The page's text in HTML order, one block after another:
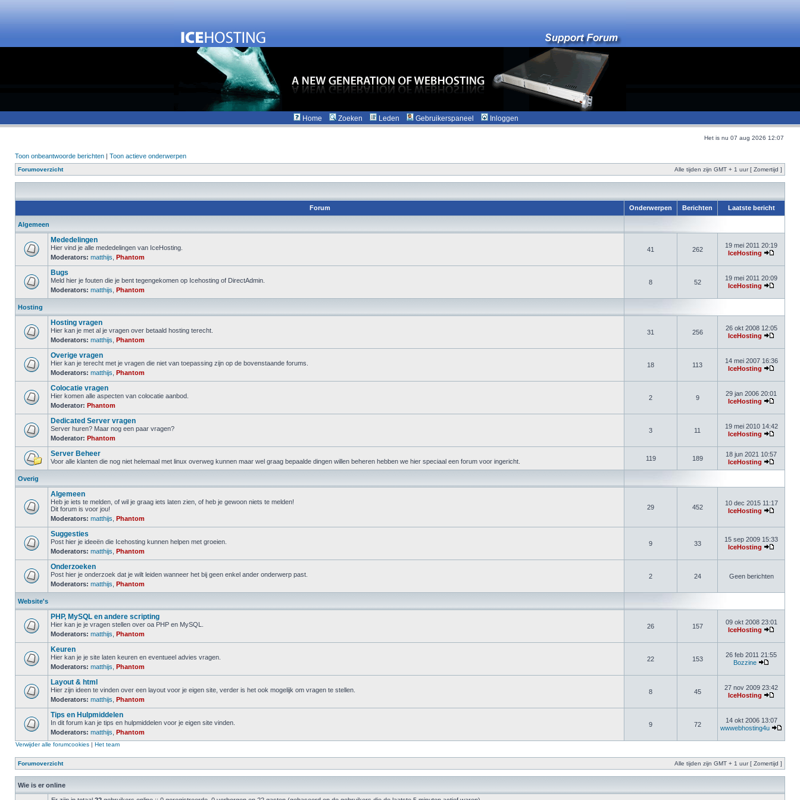
Home Zoeken Leden Gebruikerspaneel Inloggen
Het is nu 07 aug 2026 12:07
Toon onbeantwoorde berichten | Toon actieve onderwerpen
Forumoverzicht Alle tijden zijn GMT + 1 uur [ Zomertijd ]
Forum Onderwerpen Berichten Laatste bericht
Algemeen
Mededelingen
Hier vind je alle mededelingen van IceHosting.
Moderators: matthijs Phantom
41 262
19 mei 2011 20:19
IceHosting
Bugs
Meld hier je fouten die je bent tegengekomen op Icehosting of DirectAdmin.
Moderators: matthijs Phantom
8 52
19 mei 2011 20:09
IceHosting
Hosting
Hosting vragen
Hier kan je met al je vragen over betaald hosting terecht.
Moderators: matthijs Phantom
31 256
26 okt 2008 12:05
IceHosting
Overige vragen
Hier kan je terecht met je vragen die niet van toepassing zijn op de bovenstaande forums.
Moderators: matthijs Phantom
18 113
14 mei 2007 16:36
IceHosting
Colocatie vragen
Hier komen alle aspecten van colocatie aanbod.
Moderator: Phantom
2 9
29 jan 2006 20:01
IceHosting
Dedicated Server vragen
Server huren? Maar nog een paar vragen?
Moderator: Phantom
3 11
19 mei 2010 14:42
IceHosting
Server Beheer
Voor alle klanten die nog niet helemaal met linux overweg kunnen maar wel graag bepaalde dingen willen beheren hebben we hier speciaal een forum voor ingericht. 119 189
18 jun 2021 10:57
IceHosting
Overig
Algemeen
Heb je iets te melden, of wil je graag iets laten zien, of heb je gewoon niets te melden!
Dit forum is voor jou!
Moderators: matthijs Phantom
29 452
10 dec 2015 11:17
IceHosting
Suggesties
Post hier je ideeën die Icehosting kunnen helpen met groeien.
Moderators: matthijs Phantom
9 33
15 sep 2009 15:33
IceHosting
Onderzoeken
Post hier je onderzoek dat je wilt leiden wanneer het bij geen enkel ander onderwerp past.
Moderators: matthijs Phantom
2 24 Geen berichten
Website's
PHP, MySQL en andere scripting
Hier kan je je vragen stellen over oa PHP en MySQL.
Moderators: matthijs Phantom
26 157
09 okt 2008 23:01
IceHosting
Keuren
Hier kan je je site laten keuren en eventueel advies vragen.
Moderators: matthijs Phantom
22 153
26 feb 2011 21:55
Bozzine
Layout & html
Hier zijn ideen te vinden over een layout voor je eigen site, verder is het ook mogelijk om vragen te stellen.
Moderators: matthijs Phantom
8 45
27 nov 2009 23:42
IceHosting
Tips en Hulpmiddelen
In dit forum kan je tips en hulpmiddelen voor je eigen site vinden.
Moderators: matthijs Phantom
9 72
14 okt 2006 13:07
wwwebhosting4u
Verwijder alle forumcookies | Het team
Forumoverzicht Alle tijden zijn GMT + 1 uur [ Zomertijd ]
Wie is er online